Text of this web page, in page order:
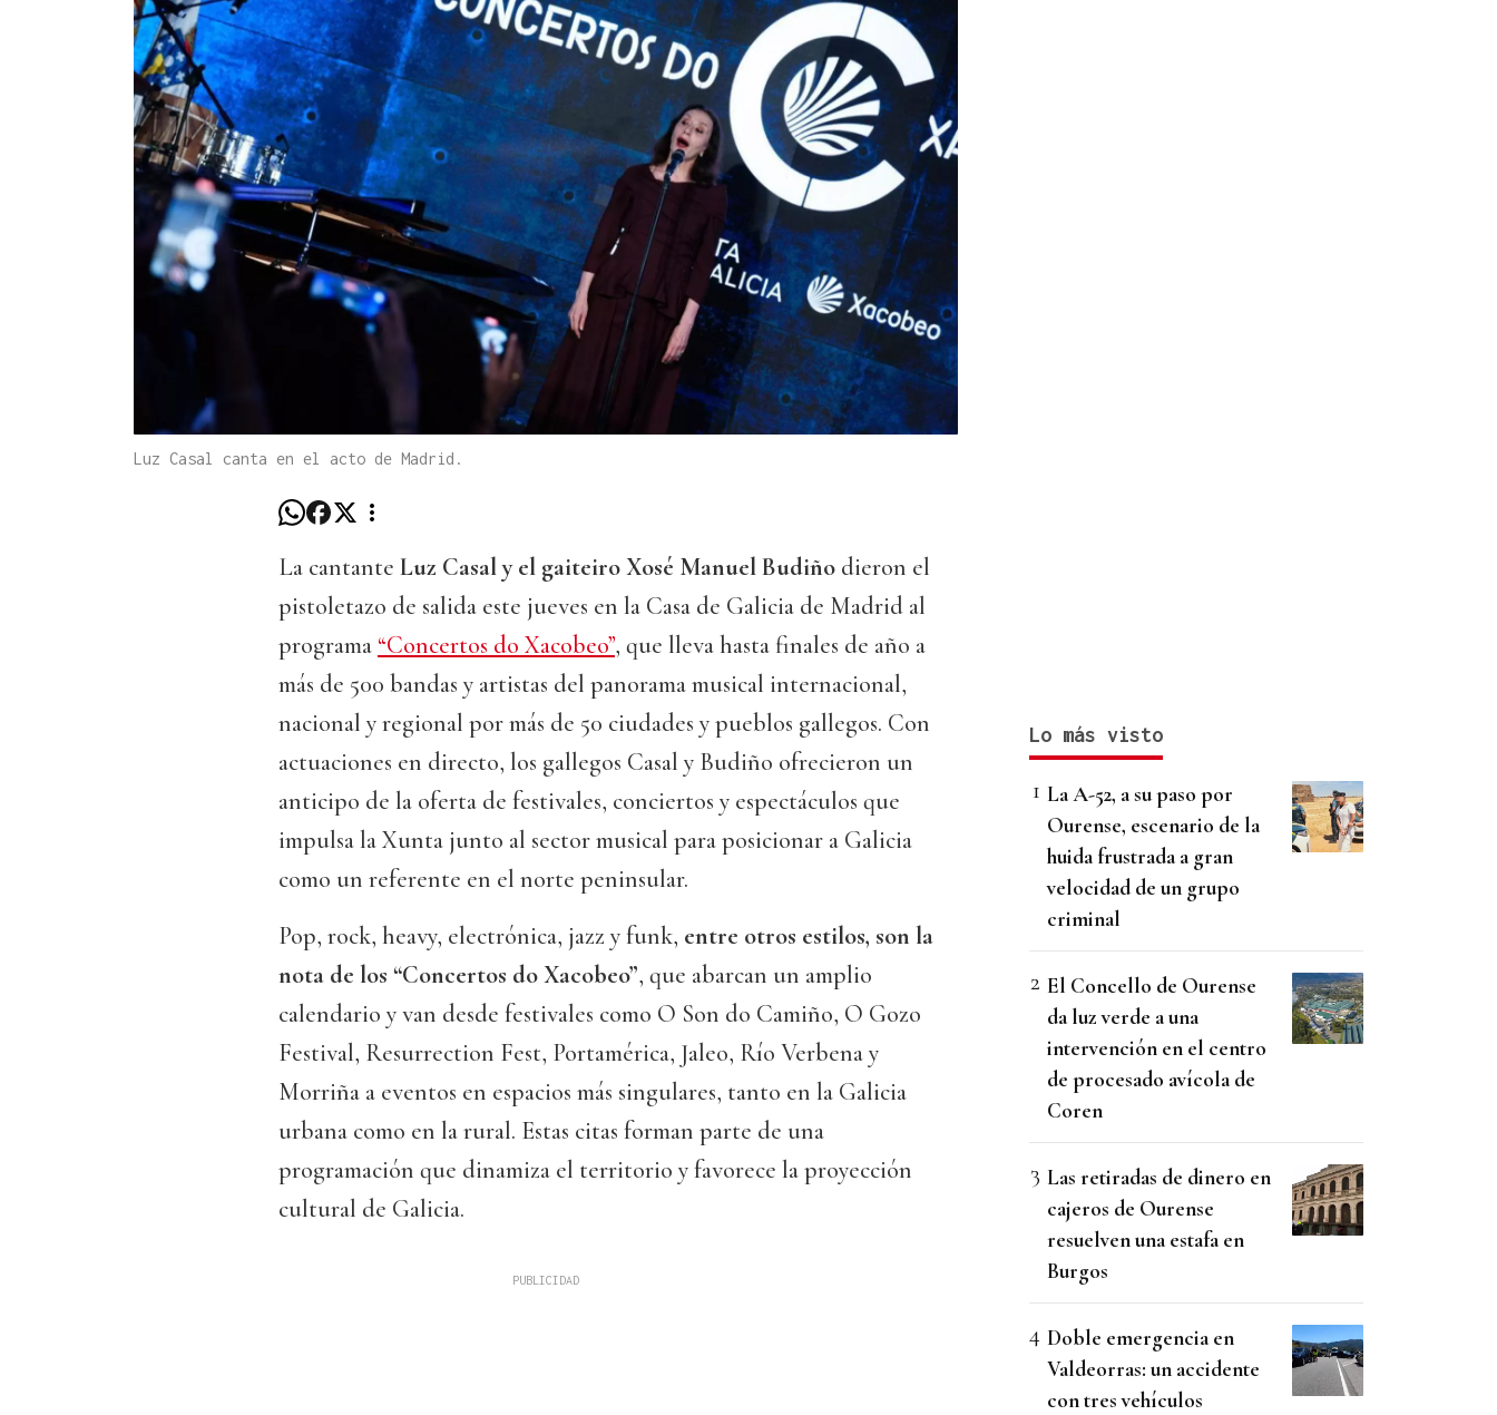
Luz Casal canta en el acto de Madrid.
La cantante Luz Casal y el gaiteiro Xosé Manuel Budiño dieron el
pistoletazo de salida este jueves en la Casa de Galicia de Madrid al
programa “Concertos do Xacobeo”, que lleva hasta finales de año a
más de 500 bandas y artistas del panorama musical internacional,
nacional y regional por más de 50 ciudades y pueblos gallegos. Con
actuaciones en directo, los gallegos Casal y Budiño ofrecieron un
anticipo de la oferta de festivales, conciertos y espectáculos que
impulsa la Xunta junto al sector musical para posicionar a Galicia
como un referente en el norte peninsular.
Pop, rock, heavy, electrónica, jazz y funk, entre otros estilos, son la
nota de los “Concertos do Xacobeo”, que abarcan un amplio
calendario y van desde festivales como O Son do Camiño, O Gozo
Festival, Resurrection Fest, Portamérica, Jaleo, Río Verbena y
Morriña a eventos en espacios más singulares, tanto en la Galicia
urbana como en la rural. Estas citas forman parte de una
programación que dinamiza el territorio y favorece la proyección
cultural de Galicia.
Lo más visto
La A-52, a su paso por
Ourense, escenario de la
huida frustrada a gran
velocidad de un grupo
criminal
El Concello de Ourense
da luz verde a una
intervención en el centro
de procesado avícola de
Coren
Las retiradas de dinero en
cajeros de Ourense
resuelven una estafa en
Burgos
Doble emergencia en
Valdeorras: un accidente
con tres vehículos